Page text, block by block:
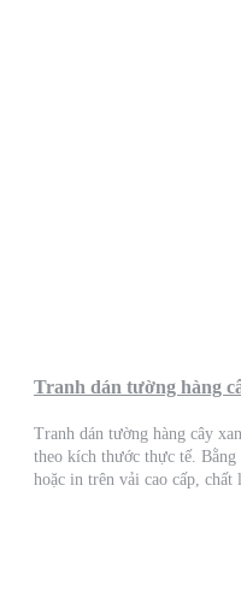
Tranh dán tường hàng
Tranh dán tường hàng cây
theo kích thước thực tế.
hoặc in trên vải cao cấp,